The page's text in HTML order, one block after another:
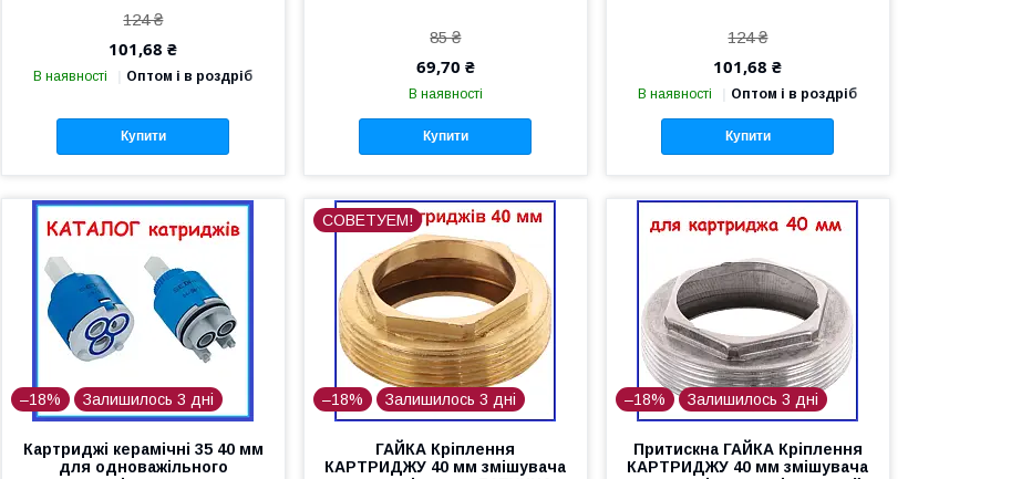
124 ₴
101,68 ₴
В наявності Оптом і в роздріб
Купити
85 ₴
69,70 ₴
В наявності
Купити
124 ₴
101,68 ₴
В наявності Оптом і в роздріб
Купити
–18% Залишилось 3 дні
Картриджі керамічні 35 40 мм
для одноважільного
СОВЕТУЕМ!
–18% Залишилось 3 дні
ГАЙКА Кріплення
КАРТРИДЖУ 40 мм змішувача
–18% Залишилось 3 дні
Притискна ГАЙКА Кріплення
КАРТРИДЖУ 40 мм змішувача